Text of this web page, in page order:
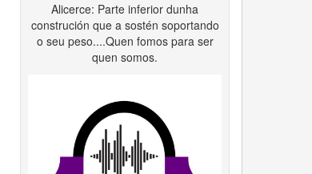
Alicerce: Parte inferior dunha
construción que a sostén soportando
o seu peso....Quen fomos para ser
quen somos.